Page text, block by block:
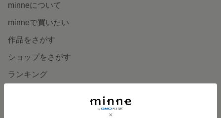
minneについて
minneで買いたい
作品をさがす
ショップをさがす
ランキング